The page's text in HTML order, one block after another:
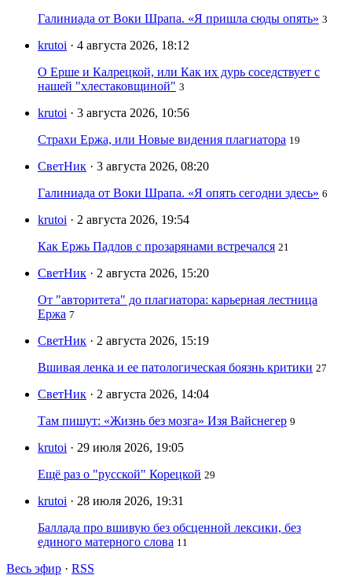
Галиниада от Воки Шрапа. «Я пришла сюды опять» 3
krutoi · 4 августа 2026, 18:12
О Ерше и Калрецкой, или Как их дурь соседствует с
нашей "хлестаковщиной" 3
krutoi · 3 августа 2026, 10:56
Страхи Ержа, или Новые видения плагиатора 19
СветНик · 3 августа 2026, 08:20
Галиниада от Воки Шрапа. «Я опять сегодни здесь» 6
krutoi · 2 августа 2026, 19:54
Как Ержь Падлов с прозарянами встречался 21
СветНик · 2 августа 2026, 15:20
От "авторитета" до плагиатора: карьерная лестница
Ержа 7
СветНик · 2 августа 2026, 15:19
Вшивая ленка и ее патологическая боязнь критики 27
СветНик · 2 августа 2026, 14:04
Там пишут: «Жизнь без мозга» Изя Вайснегер 9
krutoi · 29 июля 2026, 19:05
Ещё раз о "русской" Корецкой 29
krutoi · 28 июля 2026, 19:31
Баллада про вшивую без обсценной лексики, без
единого матерного слова 11
Весь эфир · RSS